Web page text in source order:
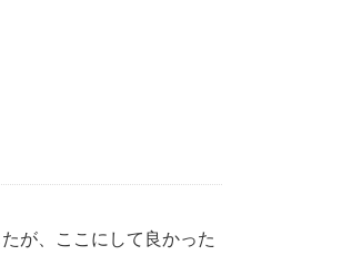
が、ここにして良かった